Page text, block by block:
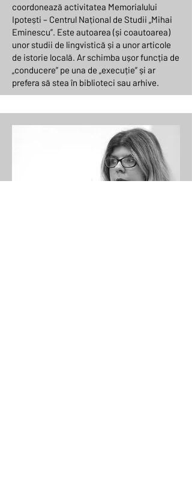
coordonează activitatea Memorialului
Ipotești – Centrul Național de Studii „Mihai
Eminescu”. Este autoarea (și coautoarea)
unor studii de lingvistică și a unor articole
de istorie locală. Ar schimba ușor funcția de
„conducere” pe una de „execuție” și ar
prefera să stea în biblioteci sau arhive.